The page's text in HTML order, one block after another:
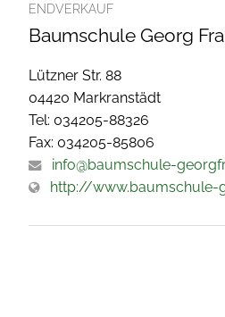
ENDVERKAUF
Baumschule Georg
Lützner Str. 88
04420 Markranstädt
Tel: 034205-88326
Fax: 034205-85806
info@baumschule-
http://www.baumschule-